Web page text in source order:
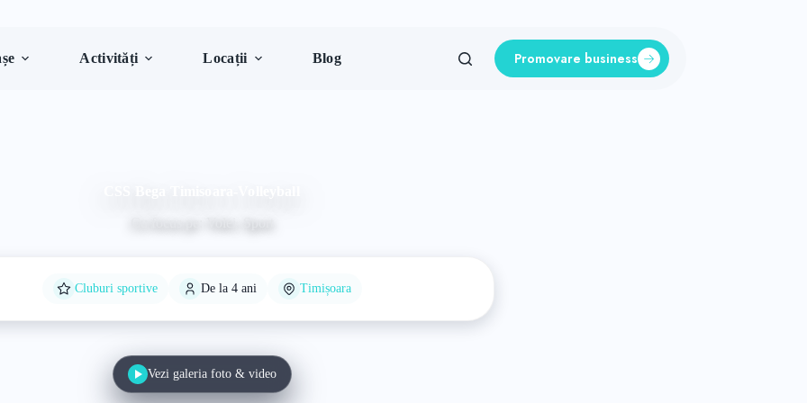
Activități Locații Blog Promovare business
Cu focus pe: Volei, Sport
Cluburi sportive De la 4 ani Timișoara
Vezi galeria foto & video